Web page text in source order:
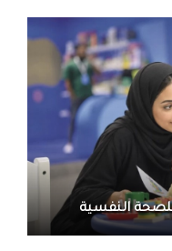
النفسية